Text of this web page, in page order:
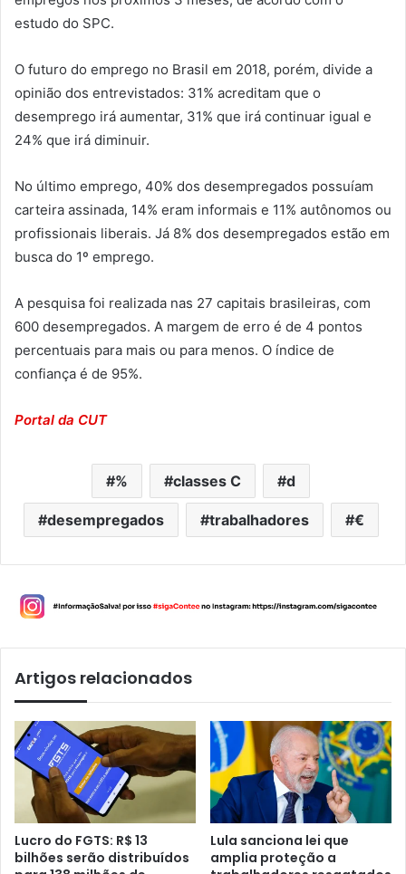
estudo do SPC.
O futuro do emprego no Brasil em 2018, porém, divide a
opinião dos entrevistados: 31% acreditam que o
desemprego irá aumentar, 31% que irá continuar igual e
24% que irá diminuir.
No último emprego, 40% dos desempregados possuíam
carteira assinada, 14% eram informais e 11% autônomos ou
profissionais liberais. Já 8% dos desempregados estão em
busca do 1º emprego.
A pesquisa foi realizada nas 27 capitais brasileiras, com
600 desempregados. A margem de erro é de 4 pontos
percentuais para mais ou para menos. O índice de
confiança é de 95%.
Portal da CUT
% classes C d
desempregados trabalhadores €
Artigos relacionados
Lucro do FGTS: R$ 13
bilhões serão distribuídos
Lula sanciona lei que
amplia proteção a